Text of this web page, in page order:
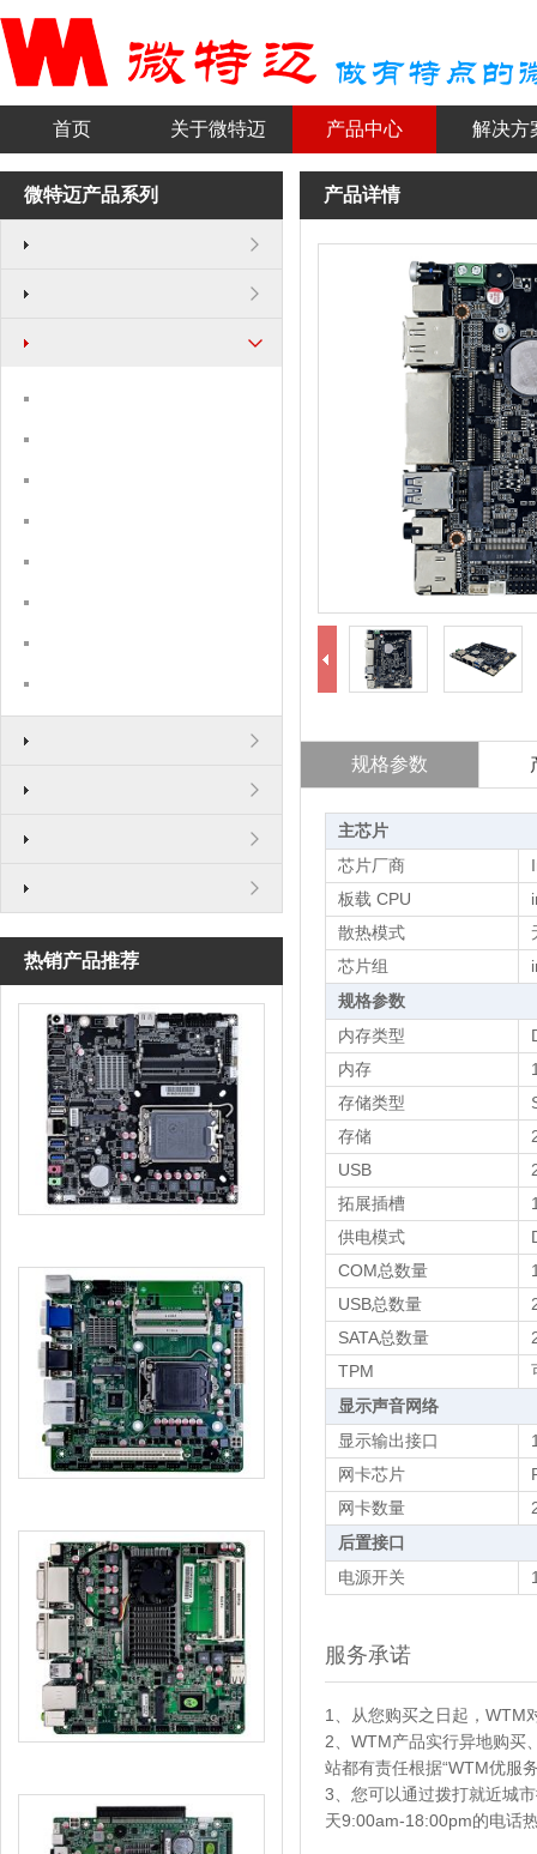
首页 关于微特迈 产品中心 解决方
微特迈产品系列
热销产品推荐
产品详情
规格参数
主芯片
芯片厂商
板载 CPU
散热模式
芯片组
规格参数
内存类型
内存
存储类型
存储
USB
拓展插槽
供电模式
COM总数量
USB总数量
SATA总数量
TPM
显示声音网络
显示输出接口
网卡芯片
网卡数量
后置接口
电源开关
服务承诺
1、从您购买之日起，WTM
2、WTM产品实行异地购买
站都有责任根据“WTM优服
3、您可以通过拨打就近城
天9:00am-18:00pm的电话